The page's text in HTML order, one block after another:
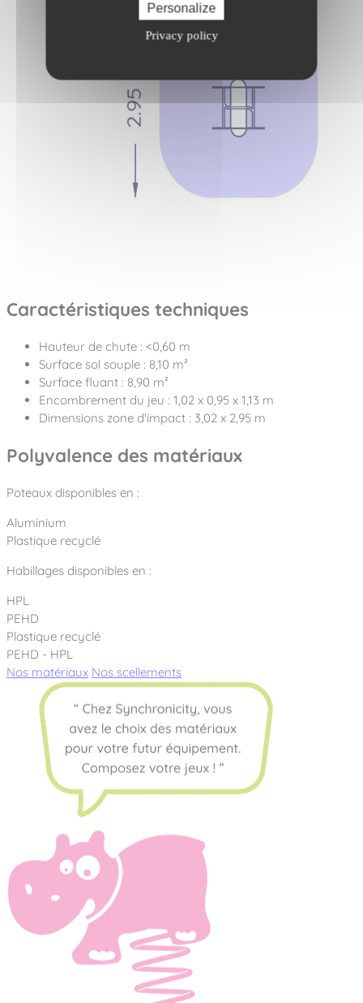
Personalize
Privacy policy
Caractéristiques techniques
Hauteur de chute : <0,60 m
Surface sol souple : 8,10 m²
Surface fluant : 8,90 m²
Encombrement du jeu : 1,02 x 0,95 x 1,13 m
Dimensions zone d'impact : 3,02 x 2,95 m
Polyvalence des matériaux
Poteaux disponibles en :
Aluminium
Plastique recyclé
Habillages disponibles en :
HPL
PEHD
Plastique recyclé
PEHD - HPL
Nos matériaux Nos scellements